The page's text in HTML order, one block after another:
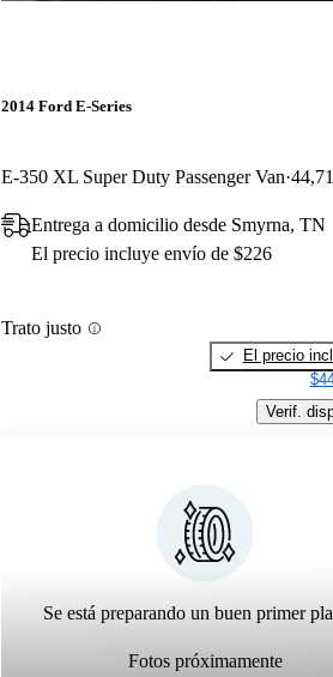
2014 Ford E-Series
E-350 XL Super Duty Passenger Van
Entrega a domicilio desde Smyrna, TN
El precio incluye envío de $226
Trato justo
El precio
Verif.
Se está preparando un buen primer
Fotos próximamente